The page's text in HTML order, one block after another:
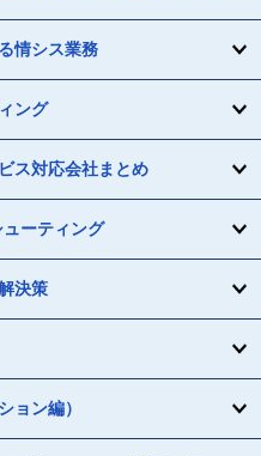
情シス業務
ング
ス対応会社まとめ
ーティング
決策
ョン編）